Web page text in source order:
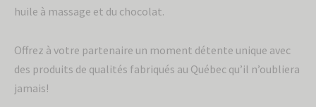
huile à massage et du chocolat.
Offrez à votre partenaire un moment détente unique avec
des produits de qualités fabriqués au Québec qu’il n’oubliera
jamais!